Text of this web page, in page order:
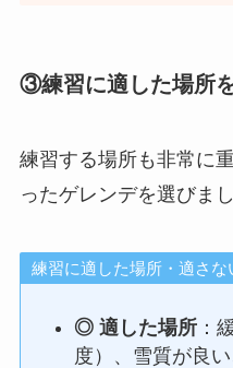
③練習に適した場所
練習する場所も非常に
ったゲレンデを選びまし
練習に適した場所・適さな
◎ 適した場所 ：
度）、雪質が良